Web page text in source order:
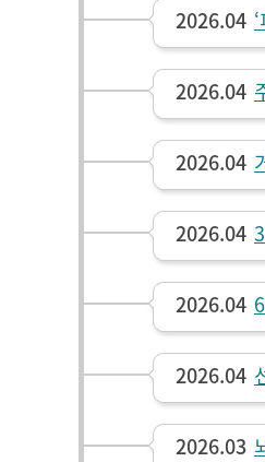
2026.04
2026.04
2026.04
2026.04
2026.04
2026.04
2026.03